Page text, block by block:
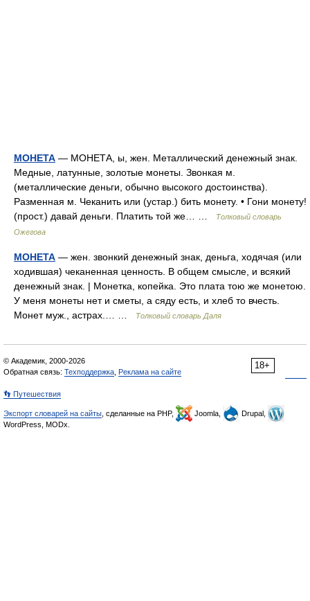
МОНЕТА — МОНЕТА, ы, жен. Металлический денежный знак.
Медные, латунные, золотые монеты. Звонкая м.
(металлические деньги, обычно высокого достоинства).
Разменная м. Чеканить или (устар.) бить монету. • Гони монету!
(прост.) давай деньги. Платить той же… …
Толковый словарь
Ожегова
МОНЕТА — жен. звонкий денежный знак, деньга, ходячая (или
ходившая) чеканенная ценность. В общем смысле, и всякий
денежный знак. | Монетка, копейка. Это плата тою же монетою.
У меня монеты нет и сметы, а сяду есть, и хлеб то вчесть.
Монет муж., астрах.… …
Толковый словарь Даля
18+
© Академик, 2000-2026
Обратная связь: Техподдержка Реклама на сайте
👣 Путешествия
Экспорт словарей на сайты , сделанные на PHP, Joomla,
Drupal,
WordPress, MODx.